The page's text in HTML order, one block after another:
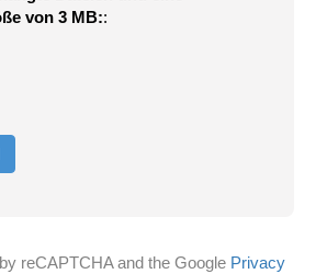
von 3 MB::
reCAPTCHA and the Google Privacy